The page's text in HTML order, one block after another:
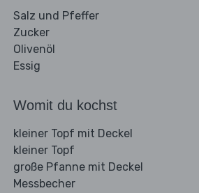
Salz und Pfeffer
Zucker
Olivenöl
Essig
Womit du kochst
kleiner Topf mit Deckel
kleiner Topf
große Pfanne mit Deckel
Messbecher